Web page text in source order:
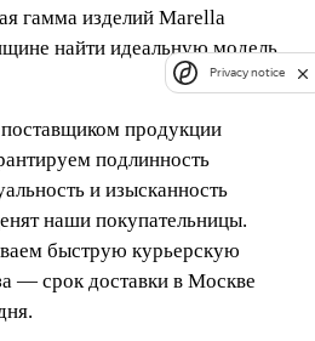
гамма изделий Marella
найти идеальную модель
продукции
подлинность
и изысканность
наши покупательницы.
быструю курьерскую
— срок доставки в Москве
Privacy notice